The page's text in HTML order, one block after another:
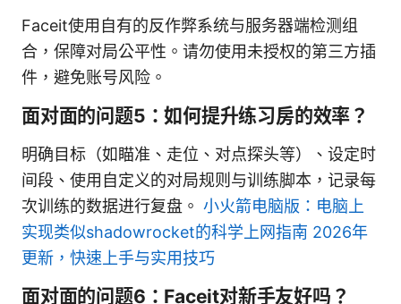
Faceit使用自有的反作弊系统与服务器端检测组
合，保障对局公平性。请勿使用未授权的第三方插
件，避免账号风险。
面对面的问题5：如何提升练习房的效率？
明确目标（如瞄准、走位、对点探头等）、设定时
间段、使用自定义的对局规则与训练脚本，记录每
次训练的数据进行复盘。 小火箭电脑版：电脑上
实现类似shadowrocket的科学上网指南 2026年
更新，快速上手与实用技巧
面对面的问题6：Faceit对新手友好吗？